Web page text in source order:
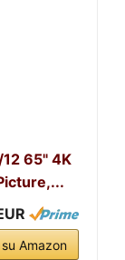
65" 4K
Amazon